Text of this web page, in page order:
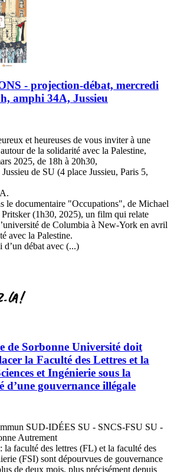
- projection-débat, mercredi
amphi 34A, Jussieu
et heureuses de vous inviter à une
de la solidarité avec la Palestine,
2025, de 18h à 20h30,
de SU (4 place Jussieu, Paris 5,
le documentaire "Occupations", de Michael
(1h30, 2025), un film qui relate
de Columbia à New-York en avril
avec la Palestine.
débat avec (...)
de Sorbonne Université doit
la Faculté des Lettres et la
et Ingénierie sous la
d’une gouvernance illégale
SUD-IDÉES SU - SNCS-FSU SU -
Autrement
la faculté des lettres (FL) et la faculté des
(FSI) sont dépourvues de gouvernance
de deux mois, plus précisément depuis